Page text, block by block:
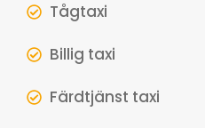
Tågtaxi
Billig taxi
Färdtjänst taxi